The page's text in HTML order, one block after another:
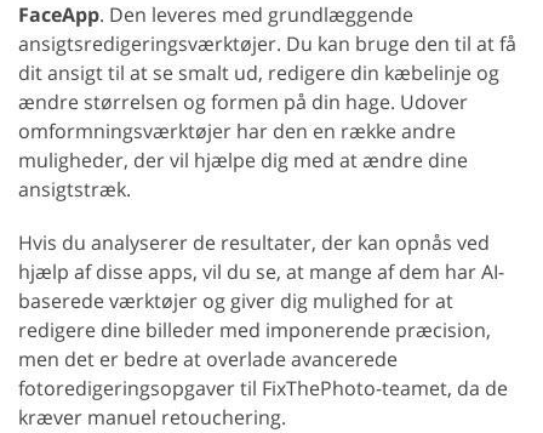
FaceApp. Den leveres med grundlæggende
ansigtsredigeringsværktøjer. Du kan bruge den til at få
dit ansigt til at se smalt ud, redigere din kæbelinje og
ændre størrelsen og formen på din hage. Udover
omformningsværktøjer har den en række andre
muligheder, der vil hjælpe dig med at ændre dine
ansigtstræk.
Hvis du analyserer de resultater, der kan opnås ved
hjælp af disse apps, vil du se, at mange af dem har AI-
baserede værktøjer og giver dig mulighed for at
redigere dine billeder med imponerende præcision,
men det er bedre at overlade avancerede
fotoredigeringsopgaver til FixThePhoto-teamet, da de
kræver manuel retouchering.